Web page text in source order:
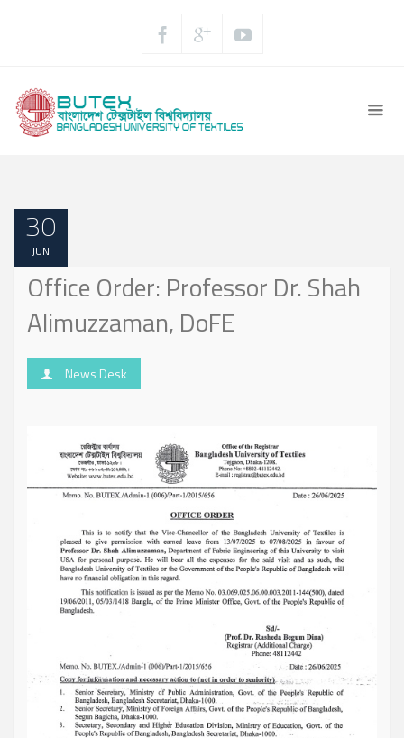
30
JUN
Office Order: Professor Dr. Shah
Alimuzzaman, DoFE
News Desk